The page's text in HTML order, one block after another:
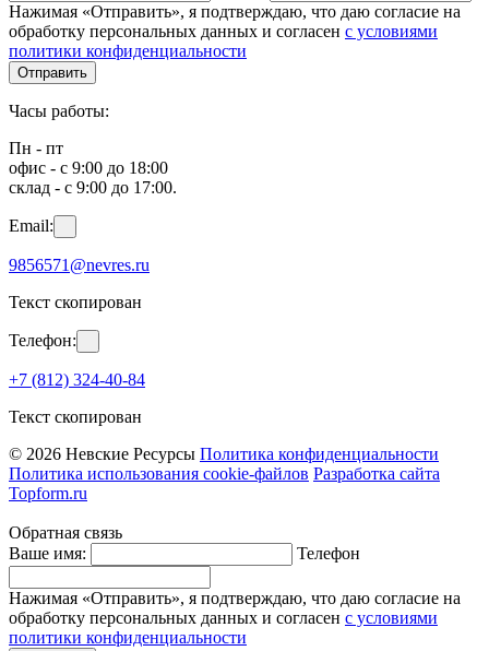
Нажимая «Отправить», я подтверждаю, что даю согласие на
обработку персональных данных и согласен с условиями
политики конфиденциальности
Отправить
Часы работы:
Пн - пт
офис - с 9:00 до 18:00
склад - с 9:00 до 17:00.
Email:
9856571@nevres.ru
Текст скопирован
Телефон:
+7 (812) 324-40-84
Текст скопирован
© 2026 Невские Ресурсы Политика конфиденциальности
Политика использования cookie-файлов Разработка сайта
Topform.ru
Обратная связь
Ваше имя:
Телефон
Нажимая «Отправить», я подтверждаю, что даю согласие на
обработку персональных данных и согласен с условиями
политики конфиденциальности